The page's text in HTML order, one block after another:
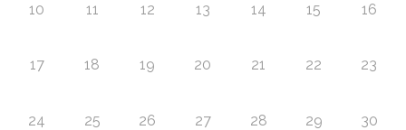
10 11 12 13 14 15 16
17 18 19 20 21 22 23
24 25 26 27 28 29 30